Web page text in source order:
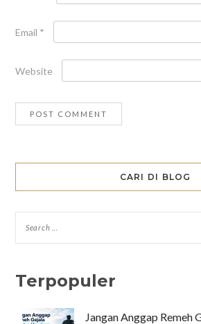
Email *
Website
CARI DI BLOG
Terpopuler
Jangan Anggap Remeh